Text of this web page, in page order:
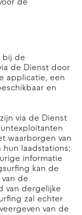
de
bij de
de Dienst door
applicatie, een
en
via de Dienst
waarborgen van
laadstations;
informatie
kan de
de
van dergelijke
zal echter
van de